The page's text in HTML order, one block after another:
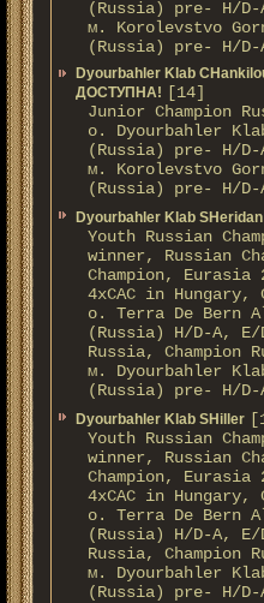
(Russia) pre- H/
м. Korolevstvo
(Russia) pre- H/D-
Dyourbahler Klab
ДОСТУПНА!
[14]
Junior Champion
о. Dyourbahler
(Russia) pre- H/
м. Korolevstvo
(Russia) pre- H/D-
Dyourbahler Klab SHeridan
Youth Russian
winner, Russian
Champion, Eurasia
4xCAC in
о. Terra De Bern
(Russia) H/D-A, E/
Russia, Champion
м. Dyourbahler
(Russia) pre- H/D-
Dyourbahler Klab SHiller
Youth Russian
winner, Russian
Champion, Eurasia
4xCAC in
о. Terra De Bern
(Russia) H/D-A, E/
Russia, Champion
м. Dyourbahler
(Russia) pre- H/D-